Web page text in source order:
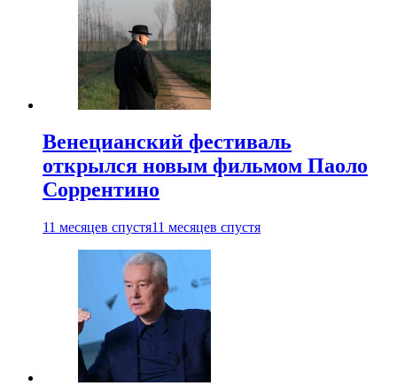
Венецианский фестиваль
открылся новым фильмом Паоло
Соррентино
11 месяцев спустя11 месяцев спустя